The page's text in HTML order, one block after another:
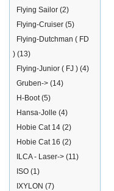
Flying Sailor (2)
Flying-Cruiser (5)
Flying-Dutchman ( FD
) (13)
Flying-Junior ( FJ ) (4)
Gruben-> (14)
H-Boot(5)
Hansa-Jolle (4)
Hobie Cat 14 (2)
Hobie Cat 16 (2)
ILCA - Laser-> (11)
ISO (1)
IXYLON (7)